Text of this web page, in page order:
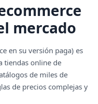
mercado
en su versión paga) es
tiendas online de
de miles de
de precios complejas y